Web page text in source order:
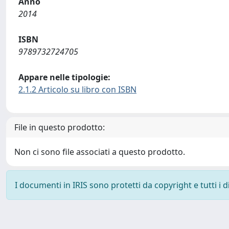
2014
ISBN
9789732724705
Appare nelle tipologie:
2.1.2 Articolo su libro con ISBN
File in questo prodotto:
Non ci sono file associati a questo prodotto.
I documenti in IRIS sono protetti da copyright e tutti i